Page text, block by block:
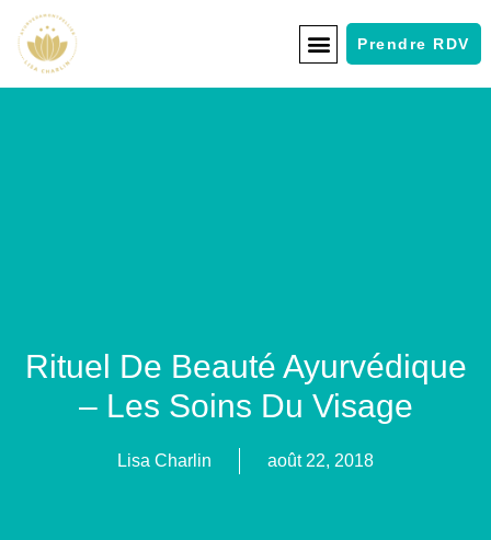
Prendre RDV
Rituel De Beauté Ayurvédique
– Les Soins Du Visage
Lisa Charlin août 22, 2018